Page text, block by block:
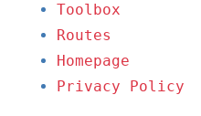
Toolbox
Routes
Homepage
Privacy Policy